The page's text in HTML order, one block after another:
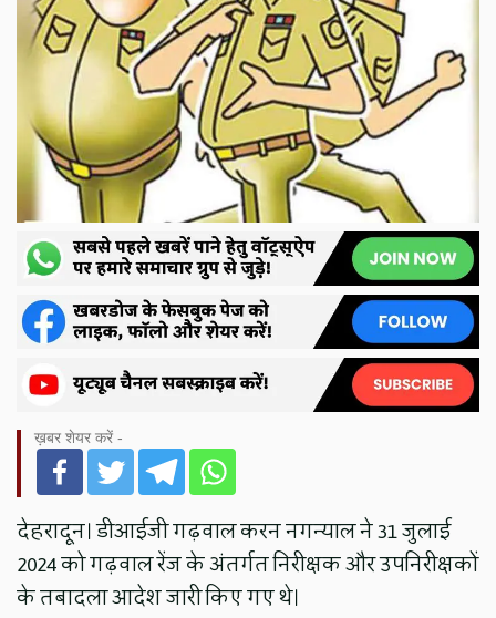
ख़बर शेयर करें -
देहरादून। डीआईजी गढ़वाल करन नगन्याल ने 31 जुलाई
2024 को गढ़वाल रेंज के अंतर्गत निरीक्षक और उपनिरीक्षकों
के तबादला आदेश जारी किए गए थे।